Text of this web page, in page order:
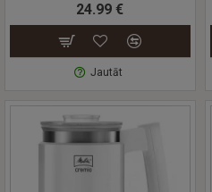
24.99 €
Jautāt